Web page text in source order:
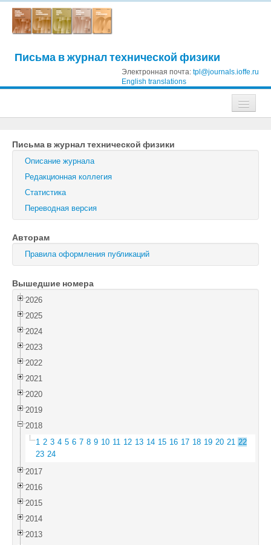
Письма в журнал технической физики
Электронная почта: tpl@journals.ioffe.ru
English translations
Журнал технической физики
Письма в Журнал технической физики
Физика твердого тела
Физика и техника полупроводников
Оптика и спектроскопия
Поиск
Войти
Письма в журнал технической физики
Описание журнала
Редакционная коллегия
Статистика
Переводная версия
Авторам
Правила оформления публикаций
Вышедшие номера
2026
2025
2024
2023
2022
2021
2020
2019
2018
1 2 3 4 5 6 7 8 9 10 11 12 13 14 15 16 17 18 19 20 21 22
23 24
2017
2016
2015
2014
2013